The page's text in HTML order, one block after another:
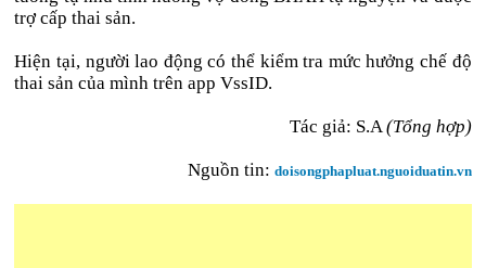
trợ cấp thai sản.
Hiện tại, người lao động có thể kiểm tra mức hưởng chế độ
thai sản của mình trên app VssID.
Tác giả: S.A(Tổng hợp)
Nguồn tin: doisongphapluat.nguoiduatin.vn